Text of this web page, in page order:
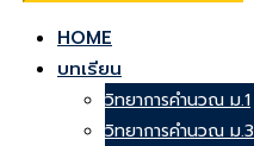
HOME
บทเรียน
วิทยาการคำนวณ ม.1
วิทยาการคำนวณ ม.3